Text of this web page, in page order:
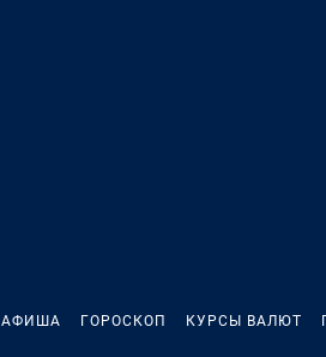
АФИША ГОРОСКОП КУРСЫ ВАЛЮТ